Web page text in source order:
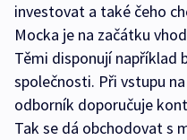
investovat a také čeho
Mocka je na začátku
Těmi disponují například
společnosti. Při vstupu
odborník doporučuje
Tak se dá obchodovat s